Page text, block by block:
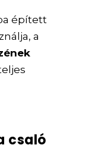
épített
a
csaló